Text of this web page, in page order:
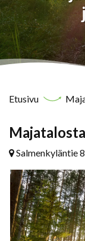
Etusivu
Salmenkyläntie